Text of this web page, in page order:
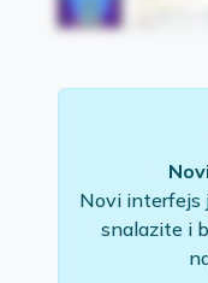
Novi interfejs
snalazite i